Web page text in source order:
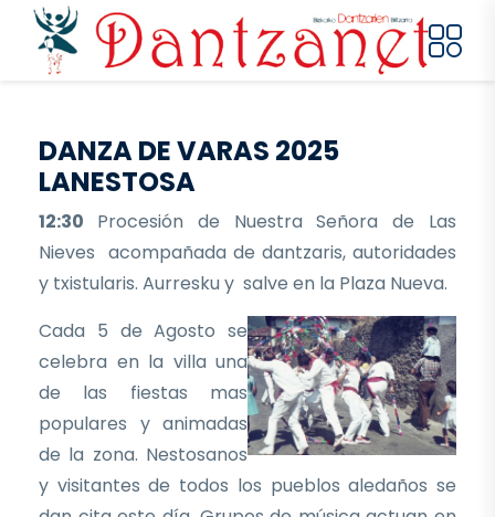
Pasar al contenido principal
DANZA DE VARAS 2025
LANESTOSA
12:30 Procesión de Nuestra Señora de Las
Nieves acompañada de dantzaris, autoridades
y txistularis. Aurresku y salve en la Plaza Nueva.
Cada 5 de Agosto se
celebra en la villa una
de las fiestas mas
populares y animadas
de la zona. Nestosanos
y visitantes de todos los pueblos aledaños se